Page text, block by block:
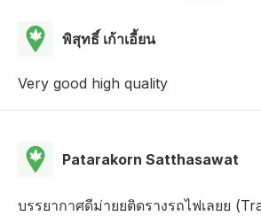
พิสุทธิ์ เก้าเอี้ยน
Very good high quality
Patarakorn Satthasawat
บรรยากาศดีม่ายยติดรางรถไฟเลยย